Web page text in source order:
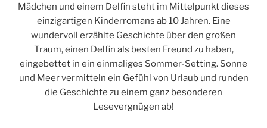
Mädchen und einem Delfin steht im Mittelpunkt dieses
einzigartigen Kinderromans ab 10 Jahren. Eine
wundervoll erzählte Geschichte über den großen
Traum, einen Delfin als besten Freund zu haben,
eingebettet in ein einmaliges Sommer-Setting. Sonne
und Meer vermitteln ein Gefühl von Urlaub und runden
die Geschichte zu einem ganz besonderen
Lesevergnügen ab!